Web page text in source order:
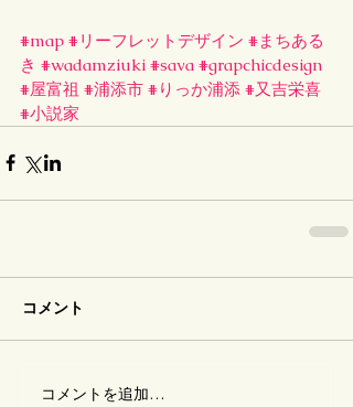
#map #リーフレットデザイン #まちある
き #wadamziuki #sava #grapchicdesign
#屋富祖 #浦添市 #りっか浦添 #又吉栄喜
#小説家
コメント
コメントを追加…